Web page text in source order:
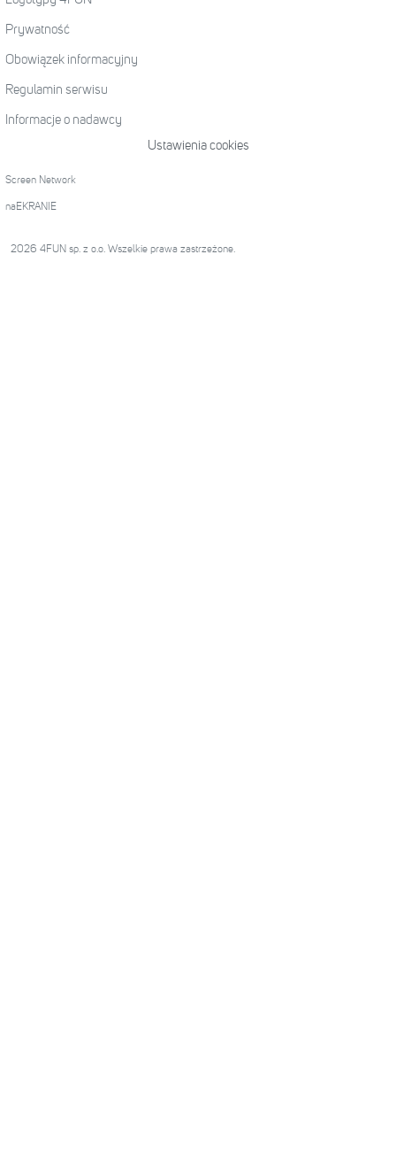
Prywatność
Obowiązek informacyjny
Regulamin serwisu
Informacje o nadawcy
Ustawienia cookies
Screen Network
naEKRANIE
2026 4FUN sp. z o.o. Wszelkie prawa zastrzeżone.